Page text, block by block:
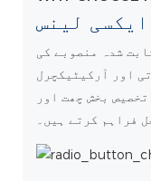
لینس
شدہ منصوبے کی
اور آرکیٹیکچرل
بخش چھت اور
فراہم کرتے ہیں۔